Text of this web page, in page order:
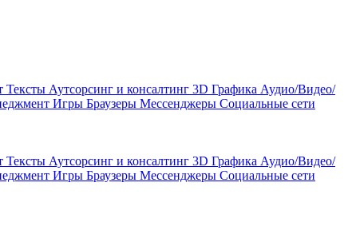
Тексты Аутсорсинг и консалтинг 3D Графика Аудио/Видео/
Игры Браузеры Мессенджеры Социальные сети
Тексты Аутсорсинг и консалтинг 3D Графика Аудио/Видео/
Игры Браузеры Мессенджеры Социальные сети